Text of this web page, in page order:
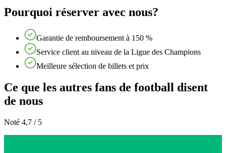
Pourquoi réserver avec nous?
Garantie de remboursement à 150 %
Service client au niveau de la Ligue des Champions
Meilleure sélection de billets et prix
Ce que les autres fans de football disent
de nous
Noté 4,7 / 5